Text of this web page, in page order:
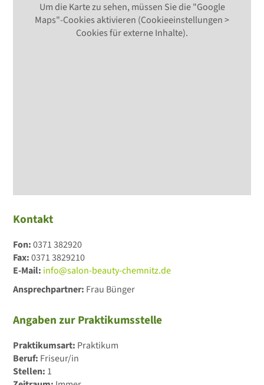
Um die Karte zu sehen, müssen Sie die "Google
Maps"-Cookies aktivieren (Cookieeinstellungen >
Cookies für externe Inhalte).
Kontakt
Fon:0371 382920
Fax:0371 3829210
E-Mail: info@salon-beauty-chemnitz.de
Ansprechpartner: Frau Bünger
Angaben zur Praktikumsstelle
Praktikumsart: Praktikum
Beruf: Friseur/in
Stellen: 1